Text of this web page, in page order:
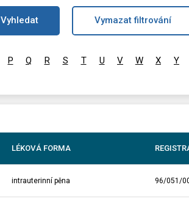
Vyhledat Vymazat filtrování
P Q R S T U V W X Y
LÉKOVÁ FORMA
intrauterinní pěna 96/051/